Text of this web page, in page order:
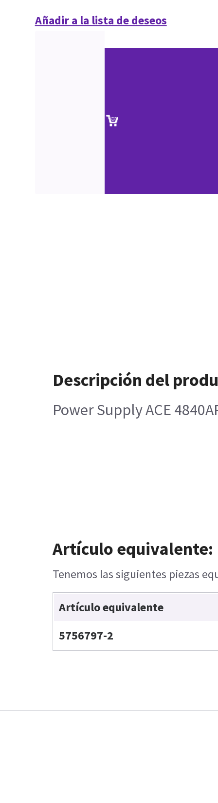
Añadir a la lista de deseos
Descripción del
Power Supply ACE
Artículo equivalente:
Tenemos las siguientes piezas
Artículo equivalente
5756797-2